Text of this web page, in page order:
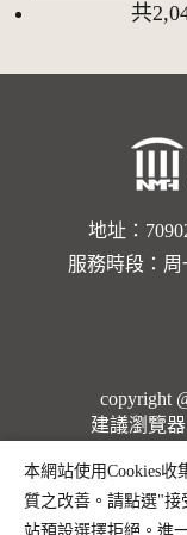
共
地址：
服務時段：周
copyright
建議瀏覽
本網站使用Cookies
質之改善。請點選"接
站預設選擇拒絕。進